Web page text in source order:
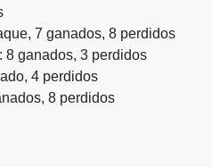
7 ganados, 8 perdidos
8 ganados, 3 perdidos
4 perdidos
8 perdidos